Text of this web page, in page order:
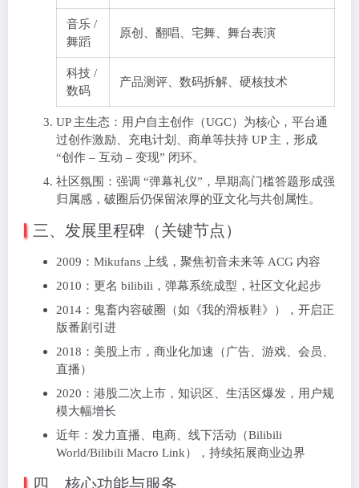
音乐 /
舞蹈
原创、翻唱、宅舞、舞台表演
科技 /
数码
产品测评、数码拆解、硬核技术
UP 主生态：用户自主创作（UGC）为核心，平台通
过创作激励、充电计划、商单等扶持 UP 主，形成
“创作 – 互动 – 变现” 闭环。
社区氛围：强调 “弹幕礼仪”，早期高门槛答题形成强
归属感，破圈后仍保留浓厚的亚文化与共创属性。
三、发展里程碑（关键节点）
2009：Mikufans 上线，聚焦初音未来等 ACG 内容
2010：更名 bilibili，弹幕系统成型，社区文化起步
2014：鬼畜内容破圈（如《我的滑板鞋》），开启正
版番剧引进
2018：美股上市，商业化加速（广告、游戏、会员、
直播）
2020：港股二次上市，知识区、生活区爆发，用户规
模大幅增长
近年：发力直播、电商、线下活动（Bilibili
World/Bilibili Macro Link），持续拓展商业边界
四、核心功能与服务